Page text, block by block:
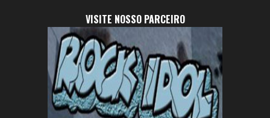
VISITE NOSSO PARCEIRO